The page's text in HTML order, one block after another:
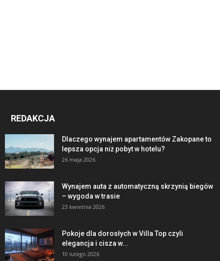
REDAKCJA
Dlaczego wynajem apartamentów Zakopane to
lepsza opcja niż pobyt w hotelu?
26 maja 2026
Wynajem auta z automatyczną skrzynią biegów
– wygoda w trasie
23 kwietnia 2026
Pokoje dla dorosłych w Villa Top czyli
elegancja i cisza w...
10 lutego 2026